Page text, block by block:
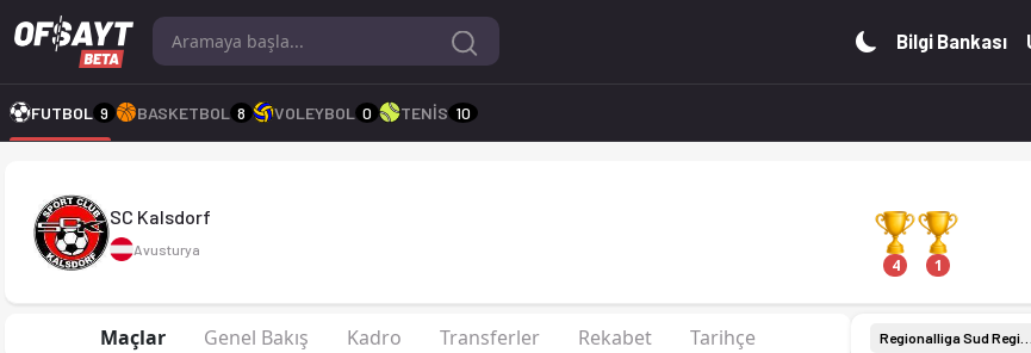
SC Kalsdorf 26-27 sezonu | Regionalliga Sud Regionalliga Sud 26/27, Group Steiermark'de 1. sırada, 0 puan.
Bilgi Bankası
FUTBOL 9 BASKETBOL 8 VOLEYBOL 0 TENİS 10
SC Kalsdorf
Avusturya
4 1
Maçlar Genel Bakış Kadro Transferler Rekabet Tarihçe Regionalliga Sud Regionalliga Sud 26/27, Group Steiermark